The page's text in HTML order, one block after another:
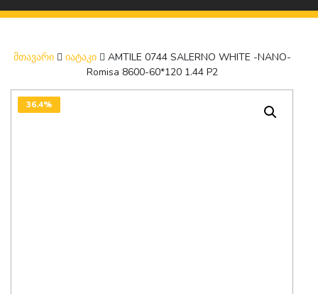
მთავარი იატაკი
AMTILE 0744 SALERNO WHITE -NANO-
Romisa 8600-60*120 1.44 P2
36.4%